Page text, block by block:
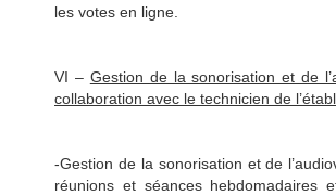
les votes en ligne.
VI – Gestion de la sonorisation et de
collaboration avec le technicien de
-Gestion de la sonorisation et de
réunions et séances hebdomadaires